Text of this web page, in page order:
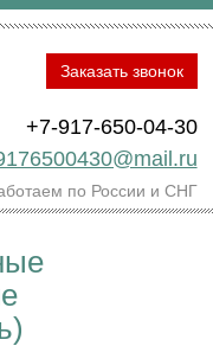
+7-917-650-04-30
по России и СНГ
Заказать звонок